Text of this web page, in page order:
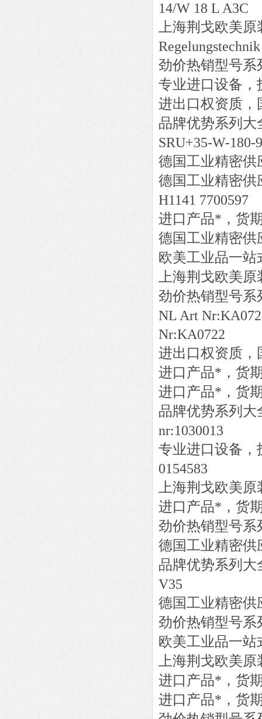
14/W 18 L A3C
上海荆戈欧美
劲价热销型号系
专业进口设备，
进出口权资质，
品牌优势系列大
SRU+35-W-180-
德国工业精密供
德国工业精密供
H1141 7700597
进口产品*，货
德国工业精密供
欧美工业品一
上海荆戈欧美
劲价热销型号系
NL Art
Nr:KA0722
进出口权资质，
进口产品*，货
进口产品*，货
品牌优势系列大
nr:1030013
专业进口设备，
0154583
上海荆戈欧美
进口产品*，货
劲价热销型号系
德国工业精密供
品牌优势系列大
V35
德国工业精密供
劲价热销型号系
欧美工业品一
上海荆戈欧美
进口产品*，货
进口产品*，货